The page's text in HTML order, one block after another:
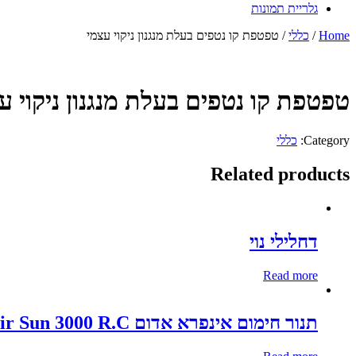
גלריית תמונות
Home
/ כללי/ טפטפת קו נטפים בעלת מנגנון ניקוי עצמי
טפטפת קו נטפים בעלת מנגנון ניקוי
Category: כללי
Related products
דחלילי נוי
Read more
תנור חימום אינפרא אדום SmartAir Sun 3000 R.C עם שלט רחוק